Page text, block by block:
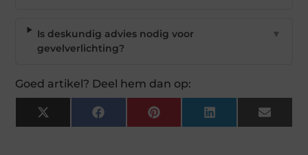
Is deskundig advies nodig voor
gevelverlichting?
▼
Goed artikel? Deel hem dan op:
X
(Twitter)
Facebook Pinterest LinkedIn Email